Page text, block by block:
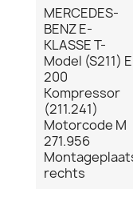
MERCEDES-
BENZ E-
KLASSE T-
Model (S211) E
200
Kompressor
(211.241)
Motorcode M
271.956
rechts